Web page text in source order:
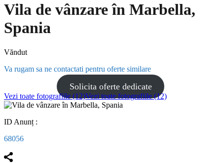
Vila de vânzare în Marbella,
Spania
Văndut
Va rugam sa ne contactati pentru oferte similare
Solicita oferte dedicate
Vezi toate fotografiile (12)Vezi toate fotografiile (12)
ID Anunț :
68056